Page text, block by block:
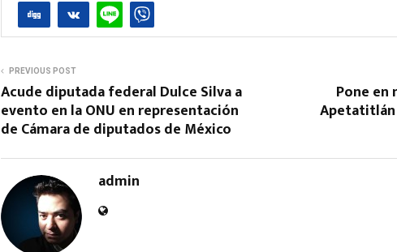
PREVIOUS POST
Acude diputada federal Dulce Silva a
evento en la ONU en representación
de Cámara de diputados de México
Pone en
Apetatitlán
admin